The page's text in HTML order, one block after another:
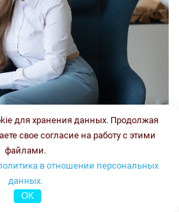
клинической лабораторной
Стаж:
для хранения данных. Продолжая
свое согласие на работу с этими
файлами.
в отношении персональных
данных.
OK